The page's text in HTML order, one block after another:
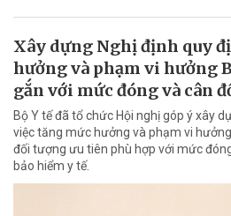
Xây dựng Nghị định quy
hưởng và phạm vi hưởng
gắn với mức đóng và cân
Bộ Y tế đã tổ chức Hội nghị góp ý xây
việc tăng mức hưởng và phạm vi
đối tượng ưu tiên phù hợp với mức
bảo hiểm y tế.